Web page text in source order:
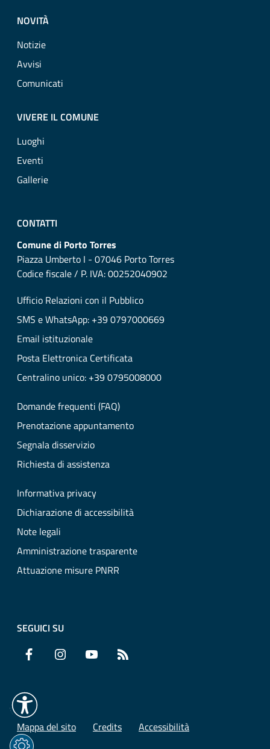
NOVITÀ
Notizie
Avvisi
Comunicati
VIVERE IL COMUNE
Luoghi
Eventi
Gallerie
CONTATTI
Comune di Porto Torres
Piazza Umberto I - 07046 Porto Torres
Codice fiscale / P. IVA: 00252040902
Ufficio Relazioni con il Pubblico
SMS e WhatsApp: +39 0797000669
Email istituzionale
Posta Elettronica Certificata
Centralino unico: +39 0795008000
Domande frequenti (FAQ)
Prenotazione appuntamento
Segnala disservizio
Richiesta di assistenza
Informativa privacy
Dichiarazione di accessibilità
Note legali
Amministrazione trasparente
Attuazione misure PNRR
SEGUICI SU
Facebook Instagram YouTube
Mappa del sito Credits Accessibilità